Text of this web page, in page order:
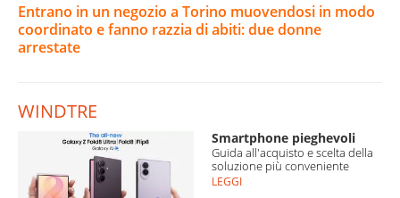
Entrano in un negozio a Torino muovendosi in modo
coordinato e fanno razzia di abiti: due donne
arrestate
WINDTRE
Smartphone pieghevoli
Guida all'acquisto e scelta della
soluzione più conveniente
LEGGI